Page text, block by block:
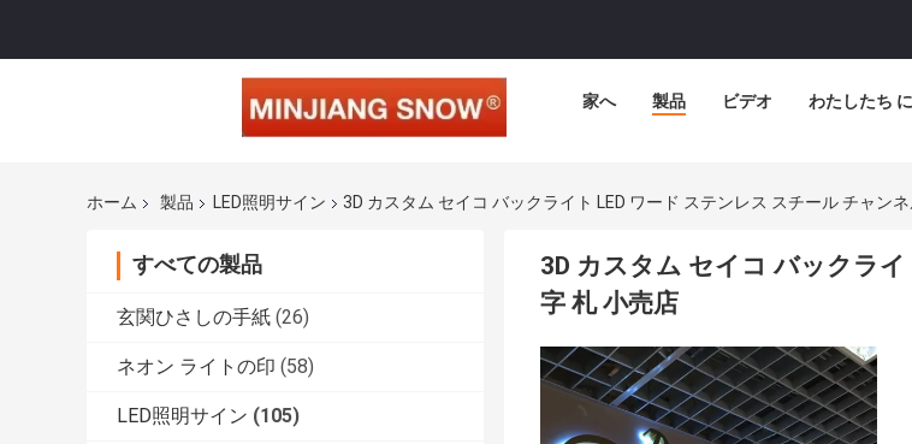
家へ 製品 ビデオ わたしたち
ホーム 製品 LED照明サイン 3D カスタム セイコ バックライト LED ワード ステンレス スチール チャン
すべての製品
玄関ひさしの手紙 (26)
ネオン ライトの印 (58)
LED照明サイン (105)
3D カスタム セイコ バックラ
字 札 小売店